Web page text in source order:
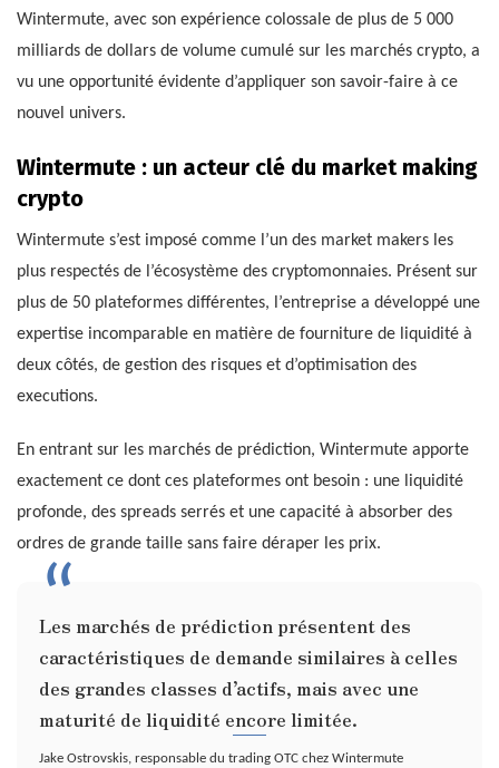
Wintermute, avec son expérience colossale de plus de 5 000
milliards de dollars de volume cumulé sur les marchés crypto, a
vu une opportunité évidente d’appliquer son savoir-faire à ce
nouvel univers.
Wintermute : un acteur clé du market making
crypto
Wintermute s’est imposé comme l’un des market makers les
plus respectés de l’écosystème des cryptomonnaies. Présent sur
plus de 50 plateformes différentes, l’entreprise a développé une
expertise incomparable en matière de fourniture de liquidité à
deux côtés, de gestion des risques et d’optimisation des
executions.
En entrant sur les marchés de prédiction, Wintermute apporte
exactement ce dont ces plateformes ont besoin : une liquidité
profonde, des spreads serrés et une capacité à absorber des
ordres de grande taille sans faire déraper les prix.
Les marchés de prédiction présentent des
caractéristiques de demande similaires à celles
des grandes classes d’actifs, mais avec une
maturité de liquidité encore limitée.
Jake Ostrovskis, responsable du trading OTC chez Wintermute